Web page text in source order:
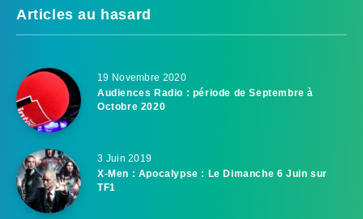
Articles au hasard
19 Novembre 2020
Audiences Radio : période de Septembre à
Octobre 2020
3 Juin 2019
X-Men : Apocalypse : Le Dimanche 6 Juin sur
TF1